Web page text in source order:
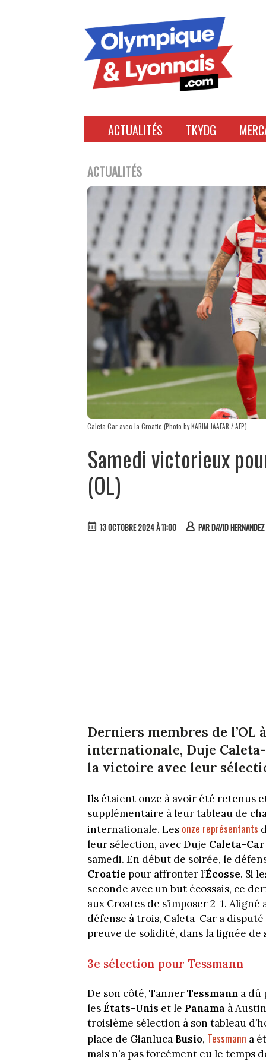
ACTUALITÉS TKYDG
ACTUALITÉS
Caleta-Car avec la Croatie (Photo by KARIM JAAFAR / AFP)
Samedi victorieux
(OL)
13 OCTOBRE 2024 À 11:00 PARDAVID HERNANDEZ
Derniers membres de l’OL
internationale, Duje
la victoire avec leur
Ils étaient onze à avoir été retenus
supplémentaire à leur tableau de
internationale. Les onze représentants
leur sélection, avec Duje Caleta-Car
samedi. En début de soirée, le
Croatie pour affronter l’Écosse. Si
seconde avec un but écossais, ce
aux Croates de s’imposer 2-1. Aligné
défense à trois, Caleta-Car a
preuve de solidité, dans la lignée de
3e sélection pour Tessmann
De son côté, TannerTessmann a dû
lesÉtats-Unis et le Panama à
troisième sélection à son tableau
place de Gianluca Busio, Tessmann a
mais n’a pas forcément eu le temps